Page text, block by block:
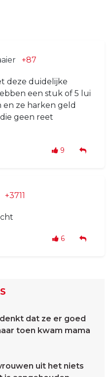
+87
deze duidelijke
een stuk of 5 lui
en ze harken geld
geen reet
9
+3711
6
dat ze er goed
toen kwam mama
uit het niets